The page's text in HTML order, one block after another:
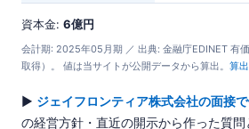
資本金: 6億円
会計期: 2025年05月期 ／ 出典: 金融庁EDINET 有
取得）。 値は当サイトが公開データから算出。 算
▶ ジェイフロンティア株式会社の面接
の経営方針・直近の開示から作った質